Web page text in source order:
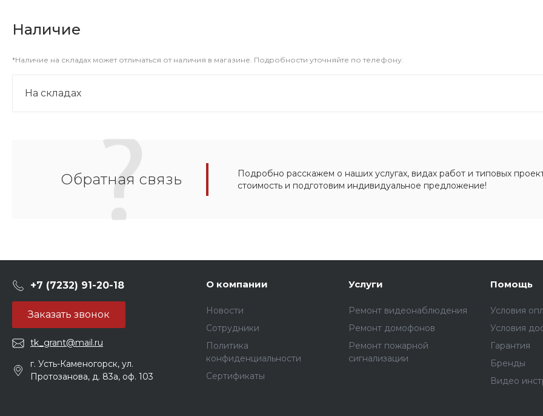
Наличие
*Наличие на складах может отличаться от наличия в магазине. Подробности уточняйте по телефону.
На складах
Обратная связь
Подробно расскажем о наших услугах, видах работ и типовых
стоимость и подготовим индивидуальное предложение!
+7 (7232) 91-20-18
Заказать звонок
tk_grant@mail.ru
г. Усть-Каменогорск, ул.
Протозанова, д. 83а, оф. 103
О компании
Новости
Сотрудники
Политика
конфиденциальности
Сертификаты
Услуги
Ремонт видеонаблюдения
Ремонт домофонов
Ремонт пожарной
сигнализации
Помощь
Условия
Условия
Гарантия
Бренды
Видео